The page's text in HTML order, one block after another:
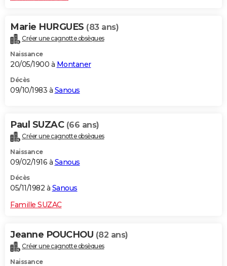
Marie HURGUES (83 ans)
Créer une cagnotte obsèques
Naissance
20/05/1900 à Montaner
Décès
09/10/1983 à Sanous
Paul SUZAC (66 ans)
Créer une cagnotte obsèques
Naissance
09/02/1916 à Sanous
Décès
05/11/1982 à Sanous
Famille SUZAC
Jeanne POUCHOU (82 ans)
Créer une cagnotte obsèques
Naissance